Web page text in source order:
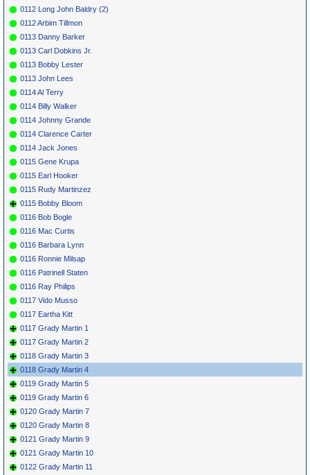
0112 Long John Baldry (2)
0112 Arbim Tillmon
0113 Danny Barker
0113 Carl Dobkins Jr.
0113 Bobby Lester
0113 John Lees
0114 Al Terry
0114 Billy Walker
0114 Johnny Grande
0114 Clarence Carter
0114 Jack Jones
0115 Gene Krupa
0115 Earl Hooker
0115 Rudy Martinzez
0115 Bobby Bloom
0116 Bob Bogle
0116 Mac Curtis
0116 Barbara Lynn
0116 Ronnie Milsap
0116 Patrinell Staten
0116 Ray Philips
0117 Vido Musso
0117 Eartha Kitt
0117 Grady Martin 1
0117 Grady Martin 2
0118 Grady Martin 3
0118 Grady Martin 4
0119 Grady Martin 5
0119 Grady Martin 6
0120 Grady Martin 7
0120 Grady Martin 8
0121 Grady Martin 9
0121 Grady Martin 10
0122 Grady Martin 11